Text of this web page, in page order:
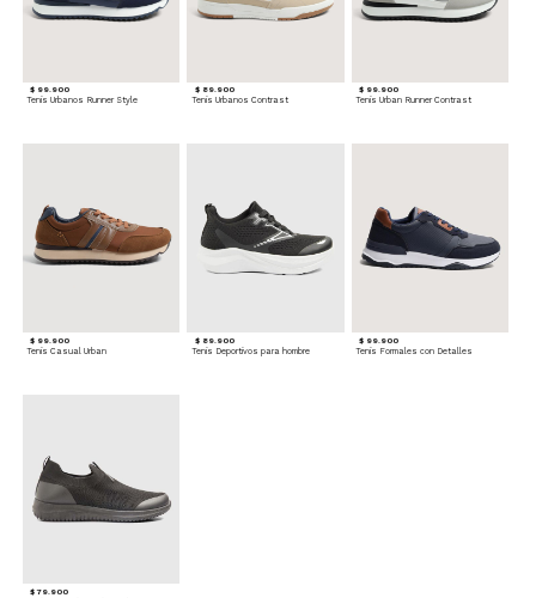
$ 99.900
Tenis Urbanos Runner Style
$ 89.900
Tenis Urbanos Contrast
$ 99.900
Tenis Urban Runner Contrast
$ 99.900
Tenis Casual Urban
$ 89.900
Tenis Deportivos para hombre
$ 99.900
Tenis Formales con Detalles
$ 79.900